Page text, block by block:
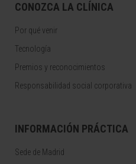
CONOZCA LA CLÍNICA
Por qué venir
Tecnología
Premios y reconocimientos
Responsabilidad social corporativa
INFORMACIÓN PRÁCTICA
Sede de Madrid